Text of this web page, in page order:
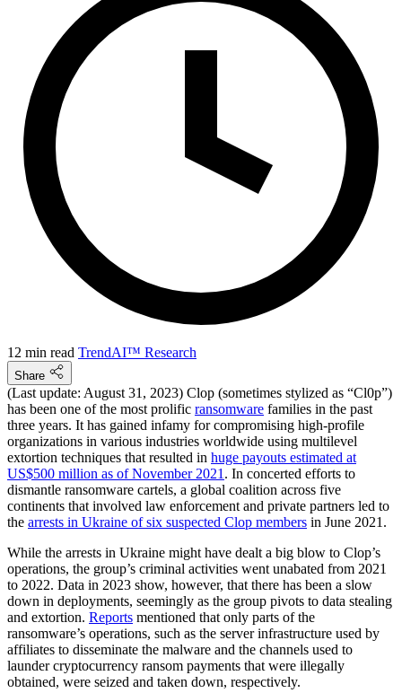
12 min read TrendAI™ Research
Share
(Last update: August 31, 2023) Clop (sometimes stylized as “Cl0p”)
has been one of the most prolific ransomware families in the past
three years. It has gained infamy for compromising high-profile
organizations in various industries worldwide using multilevel
extortion techniques that resulted in huge payouts estimated at
US$500 million as of November 2021 . In concerted efforts to
dismantle ransomware cartels, a global coalition across five
continents that involved law enforcement and private partners led to
the arrests in Ukraine of six suspected Clop members in June 2021.
While the arrests in Ukraine might have dealt a big blow to Clop’s
operations, the group’s criminal activities went unabated from 2021
to 2022. Data in 2023 show, however, that there has been a slow
down in deployments, seemingly as the group pivots to data stealing
and extortion. Reports mentioned that only parts of the
ransomware’s operations, such as the server infrastructure used by
affiliates to disseminate the malware and the channels used to
launder cryptocurrency ransom payments that were illegally
obtained, were seized and taken down, respectively.